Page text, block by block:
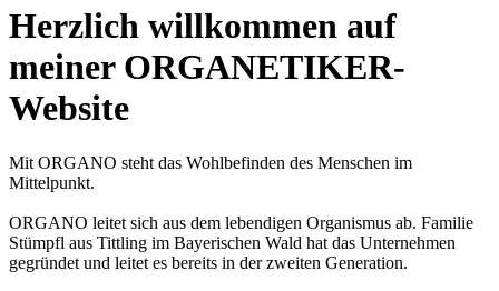
Herzlich willkommen auf
meiner ORGANETIKER-
Website
Mit ORGANO steht das Wohlbefinden des Menschen im
Mittelpunkt.
ORGANO leitet sich aus dem lebendigen Organismus ab. Familie
Stümpfl aus Tittling im Bayerischen Wald hat das Unternehmen
gegründet und leitet es bereits in der zweiten Generation.